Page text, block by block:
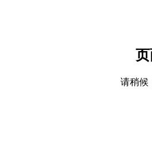
请稍候